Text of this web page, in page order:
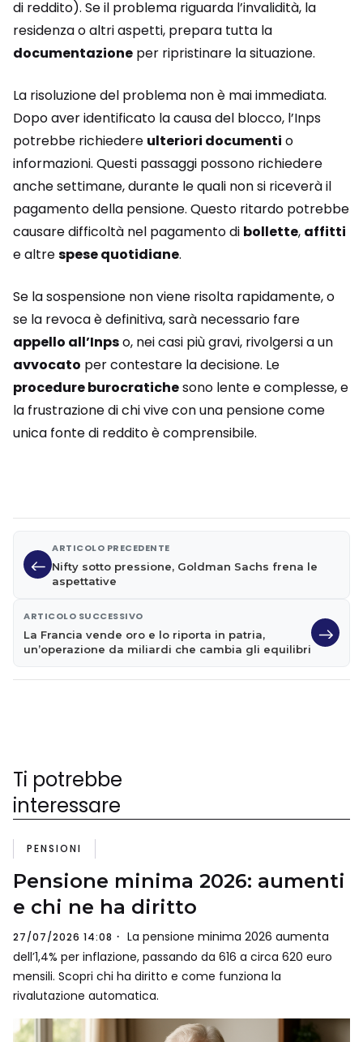
di reddito). Se il problema riguarda l’invalidità, la
residenza o altri aspetti, prepara tutta la
documentazione per ripristinare la situazione.
La risoluzione del problema non è mai immediata.
Dopo aver identificato la causa del blocco, l’Inps
potrebbe richiedere ulteriori documenti o
informazioni. Questi passaggi possono richiedere
anche settimane, durante le quali non si riceverà il
pagamento della pensione. Questo ritardo potrebbe
causare difficoltà nel pagamento di bollette, affitti
e altrespese quotidiane.
Se la sospensione non viene risolta rapidamente, o
se la revoca è definitiva, sarà necessario fare
appello all’Inpso, nei casi più gravi, rivolgersi a un
avvocato per contestare la decisione. Le
procedure burocratichesono lente e complesse, e
la frustrazione di chi vive con una pensione come
unica fonte di reddito è comprensibile.
ARTICOLO PRECEDENTE
Nifty sotto pressione, Goldman Sachs frena le
aspettative
ARTICOLO SUCCESSIVO
La Francia vende oro e lo riporta in patria,
un’operazione da miliardi che cambia gli equilibri
Ti potrebbe
interessare
PENSIONI
Pensione minima 2026: aumenti
e chi ne ha diritto
27/07/2026 14:08
La pensione minima 2026 aumenta
dell’1,4% per inflazione, passando da 616 a circa 620 euro
mensili. Scopri chi ha diritto e come funziona la
rivalutazione automatica.